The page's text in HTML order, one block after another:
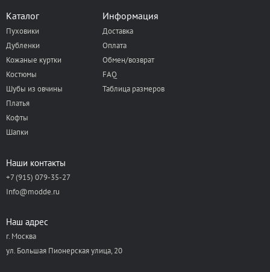
Каталог
Пуховики
Дубленки
Кожаные куртки
Костюмы
Шубы из овчины
Платья
Кофты
Шапки
Информация
Доставка
Оплата
Обмен/возврат
FAQ
Таблица размеров
Наши контакты
+7 (915) 079-35-27
Info@modde.ru
Наш адрес
г. Москва
ул. Большая Пионерская улица, 20